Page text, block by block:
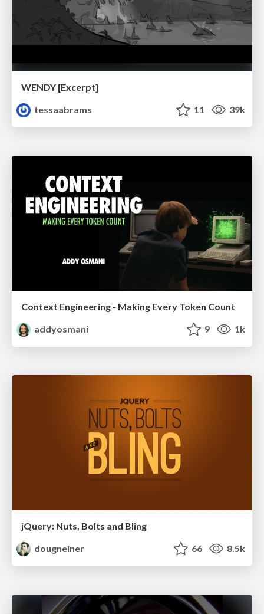
WENDY [Excerpt]
tessaabrams
11 39k
Context Engineering - Making Every Token Count
addyosmani
9 1k
jQuery: Nuts, Bolts and Bling
dougneiner
66 8.5k